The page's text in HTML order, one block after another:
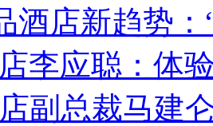
酒店新趋势：
李应聪：体
副总裁马建